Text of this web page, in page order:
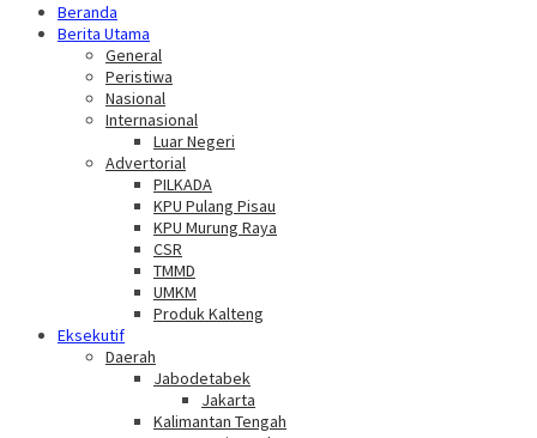
Beranda
Berita Utama
General
Peristiwa
Nasional
Internasional
Luar Negeri
Advertorial
PILKADA
KPU Pulang Pisau
KPU Murung Raya
CSR
TMMD
UMKM
Produk Kalteng
Eksekutif
Daerah
Jabodetabek
Jakarta
Kalimantan Tengah